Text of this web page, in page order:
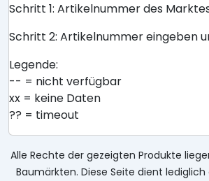
Schritt 1: Artikelnummer des
Schritt 2: Artikelnummer eingeben
Legende:
-- = nicht verfügbar
xx = keine Daten
?? = timeout
Alle Rechte der gezeigten Produkte
Baumärkten. Diese Seite dient